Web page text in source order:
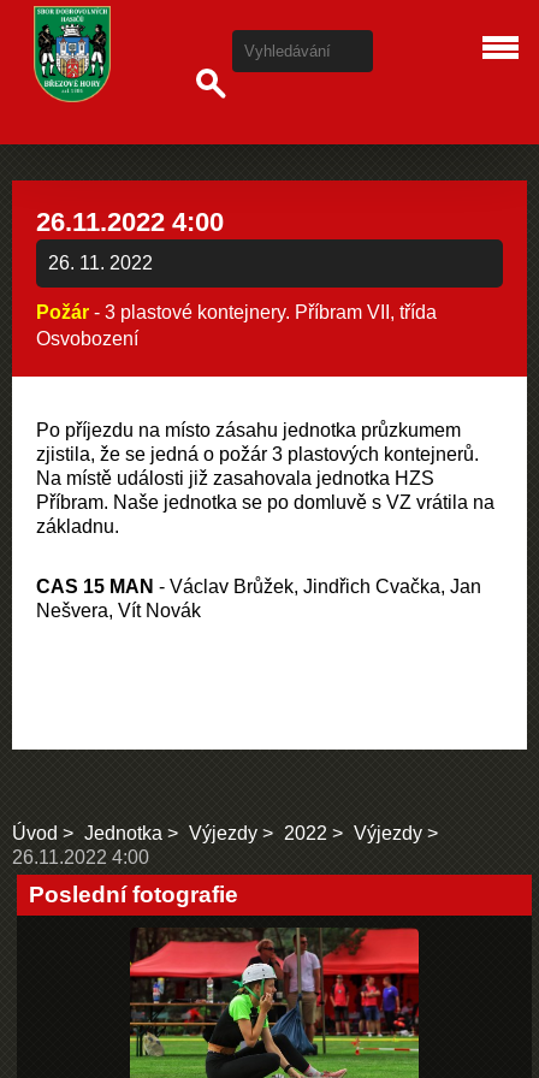
26.11.2022 4:00
26. 11. 2022
Požár - 3 plastové kontejnery. Příbram VII, třída
Osvobození
Po příjezdu na místo zásahu jednotka průzkumem
zjistila, že se jedná o požár 3 plastových kontejnerů.
Na místě události již zasahovala jednotka HZS
Příbram. Naše jednotka se po domluvě s VZ vrátila na
základnu.
CAS 15 MAN - Václav Brůžek, Jindřich Cvačka, Jan
Nešvera, Vít Novák
Úvod Jednotka Výjezdy 2022
Výjezdy
26.11.2022 4:00
Poslední fotografie